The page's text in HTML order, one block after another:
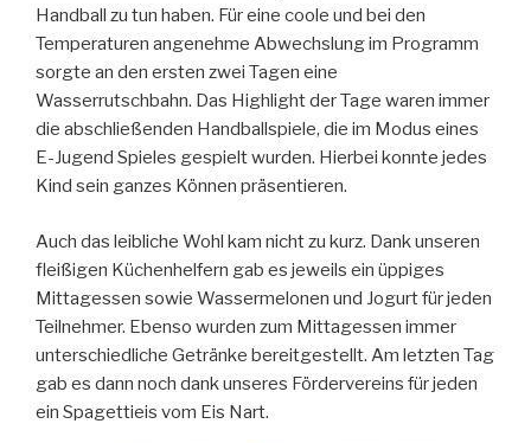
Handball zu tun haben. Für eine coole und bei den
Temperaturen angenehme Abwechslung im Programm
sorgte an den ersten zwei Tagen eine
Wasserrutschbahn. Das Highlight der Tage waren immer
die abschließenden Handballspiele, die im Modus eines
E-Jugend Spieles gespielt wurden. Hierbei konnte jedes
Kind sein ganzes Können präsentieren.
Auch das leibliche Wohl kam nicht zu kurz. Dank unseren
fleißigen Küchenhelfern gab es jeweils ein üppiges
Mittagessen sowie Wassermelonen und Jogurt für jeden
Teilnehmer. Ebenso wurden zum Mittagessen immer
unterschiedliche Getränke bereitgestellt. Am letzten Tag
gab es dann noch dank unseres Fördervereins für jeden
ein Spagettieis vom Eis Nart.